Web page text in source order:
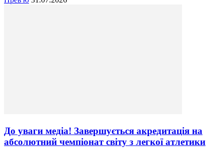
До уваги медіа! Завершується акредитація на
абсолютний чемпіонат світу з легкої атлетики